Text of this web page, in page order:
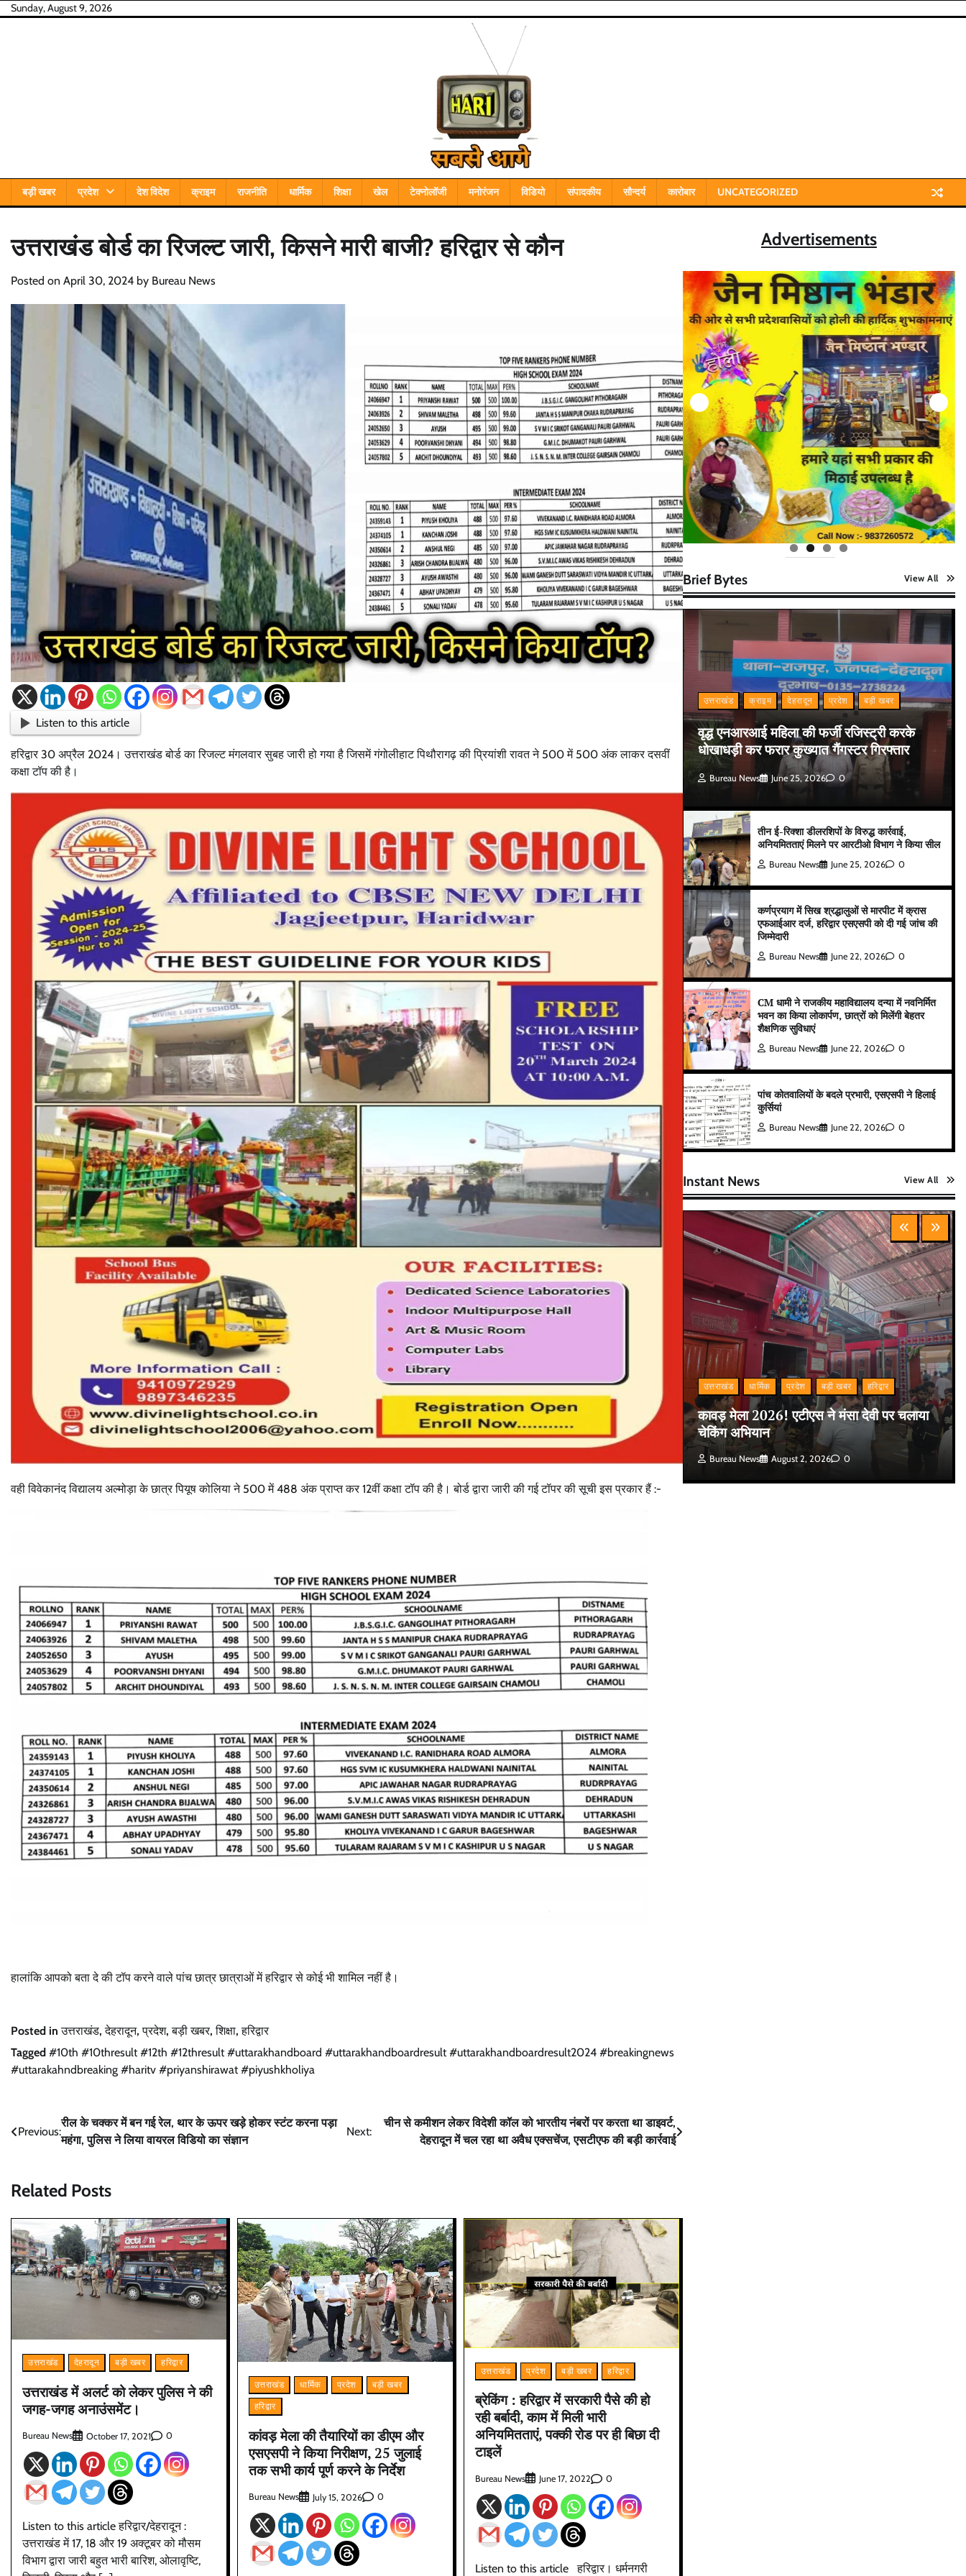
SkipSunday, August 9, 2026
बड़ी खबर प्रदेश देश विदेश क्राइम राजनीति धार्मिक शिक्षा खेल टेक्नोलॉजी मनोरंजन विडियो संपादकीय सौन्दर्य कारोबार UNCATEGORIZED
उत्तराखंड बोर्ड का रिजल्ट जारी, किसने मारी बाजी? हरिद्वार से कौन
Posted on April 30, 2024 by Bureau News
Listen to this article
हरिद्वार 30 अप्रैल 2024। उत्तराखंड बोर्ड का रिजल्ट मंगलवार सुबह जारी हो गया है जिसमें गंगोलीहाट पिथौरागढ़ की प्रियांशी रावत ने 500 में 500 अंक लाकर दसवीं
कक्षा टॉप की है।
वही विवेकानंद विद्यालय अल्मोड़ा के छात्र पियूष कोलिया ने 500 में 488 अंक प्राप्त कर 12वीं कक्षा टॉप की है। बोर्ड द्वारा जारी की गई टॉपर की सूची इस प्रकार हैं :-
हालांकि आपको बता दे की टॉप करने वाले पांच छात्र छात्राओं में हरिद्वार से कोई भी शामिल नहीं है।
Posted inउत्तराखंड,देहरादून,प्रदेश,बड़ी खबर,शिक्षा,हरिद्वार
Tagged #10th #10thresult #12th #12thresult #uttarakhandboard #uttarakhandboardresult #uttarakhandboardresult2024 #breakingnews
#uttarakahndbreaking #haritv #priyanshirawat #piyushkholiya
Post
navigation
Previous:
रील के चक्कर में बन गई रेल, थार के ऊपर खड़े होकर स्टंट करना पड़ा
महंगा, पुलिस ने लिया वायरल विडियो का संज्ञान
Next:
चीन से कमीशन लेकर विदेशी कॉल को भारतीय नंबरों पर करता था डाइवर्ट,
देहरादून में चल रहा था अवैध एक्सचेंज, एसटीएफ की बड़ी कार्रवाई
Related Posts
उत्तराखंड देहरादून बड़ी खबर हरिद्वार
उत्तराखंड में अलर्ट को लेकर पुलिस ने की
जगह-जगह अनाउंसमेंट।
Bureau News October 17, 2021 0
Listen to this article हरिद्वार/देहरादून :
उत्तराखंड में 17, 18 और 19 अक्टूबर को मौसम
विभाग द्वारा जारी बहुत भारी बारिश, ओलावृष्टि,
उत्तराखंड धार्मिक प्रदेश
बड़ी खबर
हरिद्वार
कांवड़ मेला की तैयारियों का डीएम और
एसएसपी ने किया निरीक्षण, 25 जुलाई
तक सभी कार्य पूर्ण करने के निर्देश
Bureau News July 15, 2026 0
उत्तराखंड प्रदेश बड़ी खबर हरिद्वार
ब्रेकिंग : हरिद्वार में सरकारी पैसे की हो
रही बर्बादी, काम में मिली भारी
अनियमितताएं, पक्की रोड पर ही बिछा दी
टाइलें
Bureau News June 17, 2022 0
Listen to this article हरिद्वार। धर्मनगरी
Advertisements
Brief Bytes View All
उत्तराखंड क्राइम देहरादून प्रदेश बड़ी खबर
वृद्ध एनआरआई महिला की फर्जी रजिस्ट्री करके
धोखाधड़ी कर फरार कुख्यात गैंगस्टर गिरफ्तार
Bureau News June 25, 2026 0
तीन ई-रिक्शा डीलरशिपों के विरुद्ध कार्रवाई,
अनियमितताएं मिलने पर आरटीओ विभाग ने किया सील
Bureau News June 25, 2026 0
कर्णप्रयाग में सिख श्रद्धालुओं से मारपीट में क्रास
एफआईआर दर्ज, हरिद्वार एसएसपी को दी गई जांच की
जिम्मेदारी
Bureau News June 22, 2026 0
CM धामी ने राजकीय महाविद्यालय दन्या में नवनिर्मित
भवन का किया लोकार्पण, छात्रों को मिलेंगी बेहतर
शैक्षणिक सुविधाएं
Bureau News June 22, 2026 0
पांच कोतवालियों के बदले प्रभारी, एसएसपी ने हिलाई
कुर्सियां
Bureau News June 22, 2026 0
Instant News View All
उत्तराखंड देहरादून प्रदेश बड़ी खबर
बेटे की गेमिंग लत से परिवार बदहाल, मां ने लगाई
आर्थिक मदद की गुहार
उत्तराखंड धार्मिक प्रदेश बड़ी खबर हरिद्वार
कावड़ मेला 2026! एटीएस ने मंसा देवी पर चलाया
चेकिंग अभियान
Bureau News August 2, 2026 0